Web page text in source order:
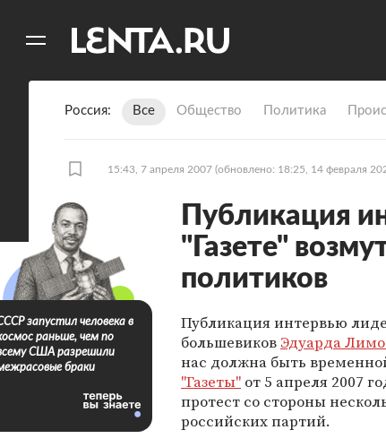
Россия Все Общество Политика
15:43, 7 апреля 2007 (обновлено: 18:25, 14 февраля
Публикация
"Газете"
политиков
Публикация интервью
большевиков Эдуарда
нас должна быть
"Газеты" от 5 апреля 2007
протест со стороны
российских партий.
запустил человека в
раньше, чем по
США разрешили
браки